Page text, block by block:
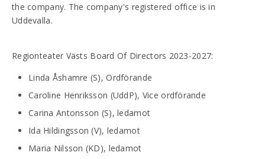
the company. The company's registered office is in
Uddevalla.
Regionteater Västs Board Of Directors 2023-2027:
Linda Åshamre (S), Ordförande
Caroline Henriksson (UddP), Vice ordförande
Carina Antonsson (S), ledamot
Ida Hildingsson (V), ledamot
Maria Nilsson (KD), ledamot